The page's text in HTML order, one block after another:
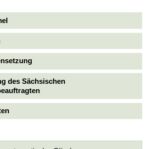
des Sächsischen